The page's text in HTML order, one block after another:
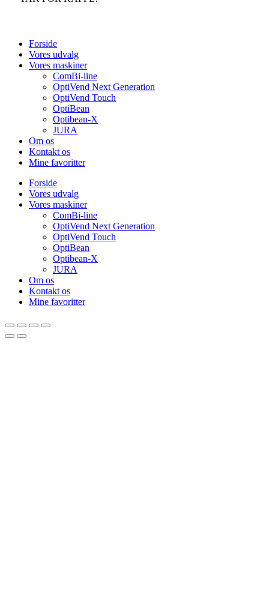
Forside
Vores udvalg
Vores maskiner
ComBi-line
OptiVend Next Generation
OptiVend Touch
OptiBean
Optibean-X
JURA
Om os
Kontakt os
Mine favoritter
Forside
Vores udvalg
Vores maskiner
ComBi-line
OptiVend Next Generation
OptiVend Touch
OptiBean
Optibean-X
JURA
Om os
Kontakt os
Mine favoritter